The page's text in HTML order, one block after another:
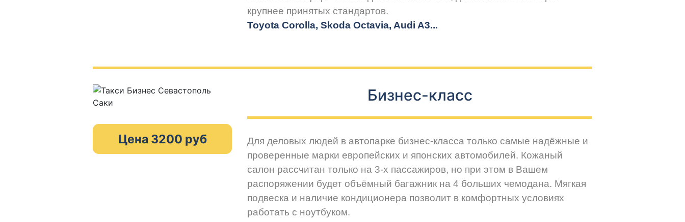
крупнее принятых стандартов.
Toyota Corolla, Skoda Octavia, Audi A3...
Цена 3200 руб
Бизнес-класс
Для деловых людей в автопарке бизнес-класса только самые надёжные и
проверенные марки европейских и японских автомобилей. Кожаный
салон рассчитан только на 3-х пассажиров, но при этом в Вашем
распоряжении будет объёмный багажник на 4 больших чемодана. Мягкая
подвеска и наличие кондиционера позволит в комфортных условиях
работать с ноутбуком.